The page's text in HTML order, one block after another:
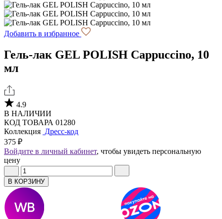
Добавить в избранное
Гель-лак GEL POLISH Cappuccino, 10
мл
4.9
В НАЛИЧИИ
КОД ТОВАРА 01280
Коллекция Дресс-код
375 ₽
Войдите в личный кабинет, чтобы увидеть персональную
цену
В КОРЗИНУ